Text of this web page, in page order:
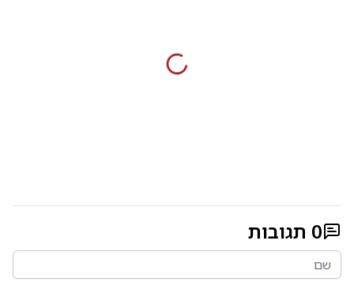
0 תגובות